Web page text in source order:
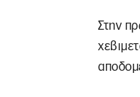
Στην